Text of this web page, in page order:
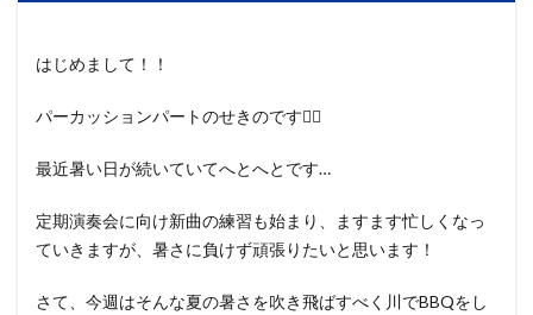
はじめまして！！
パーカッションパートのせきのです🙇‍♀️
最近暑い日が続いていてへとへとです…
定期演奏会に向け新曲の練習も始まり、ますます忙しくなっ
ていきますが、暑さに負けず頑張りたいと思います！
さて、今週はそんな夏の暑さを吹き飛ばすべく川でBBQをし